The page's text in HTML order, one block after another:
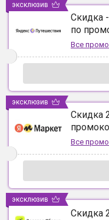
Скидка
по
Все
эксклюзив
Скидка
Все
эксклюзив
Скидка
эксклюзив